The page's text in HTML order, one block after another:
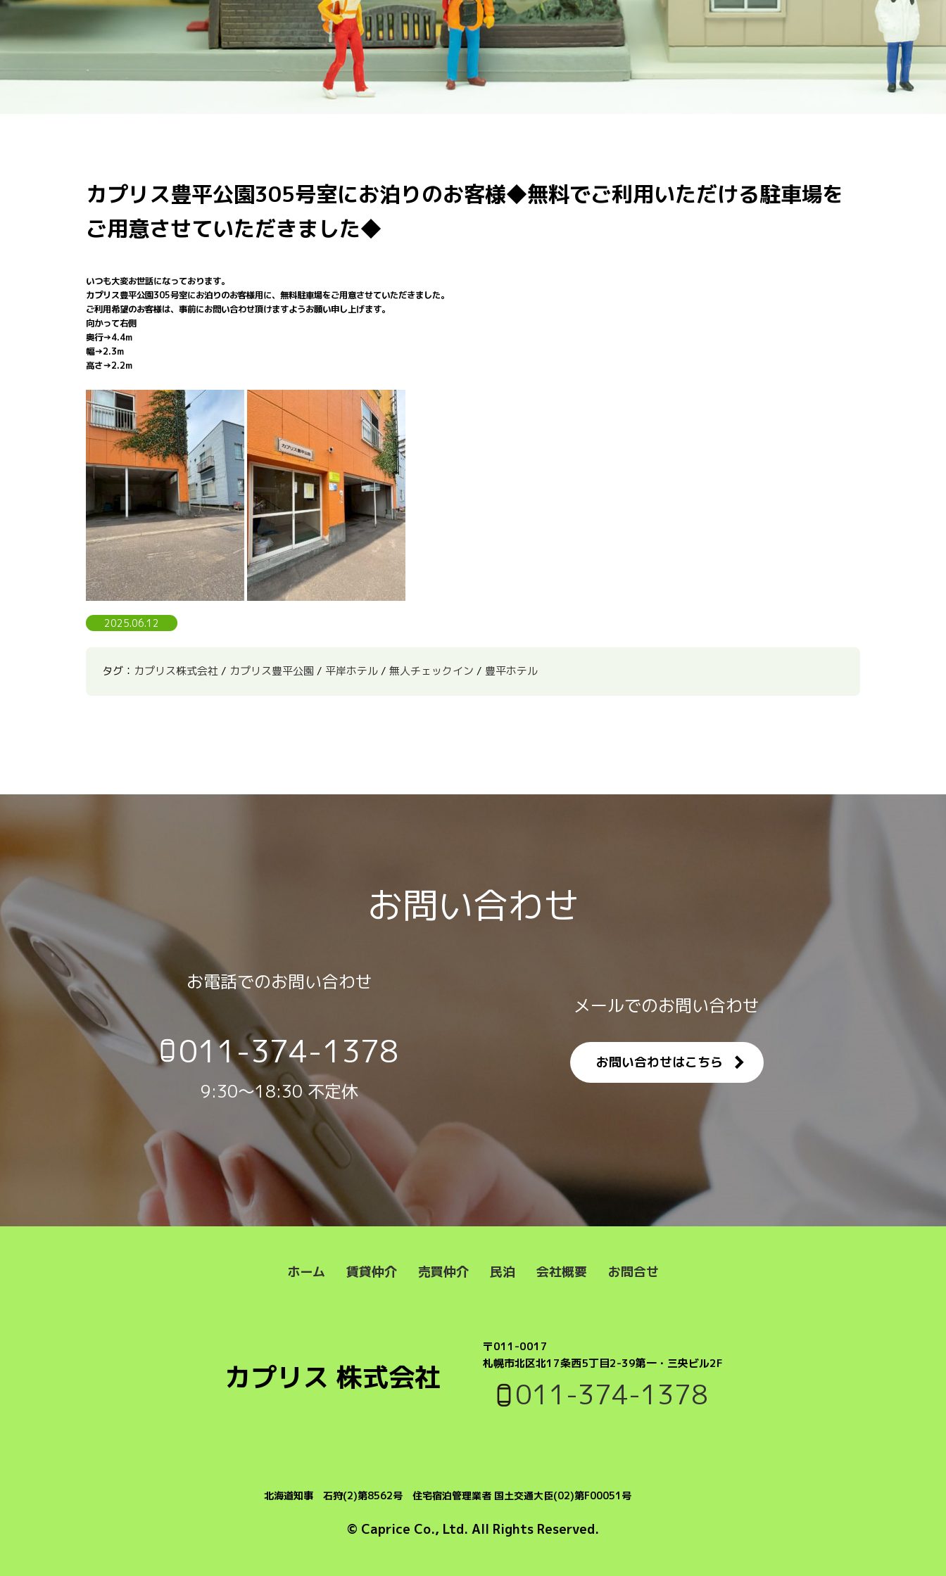
カプリス豊平公園305号室にお泊りのお客様◆無料でご利用いただける駐車場を
ご用意させていただきました◆
いつも大変お世話になっております。
カプリス豊平公園305号室にお泊りのお客様用に、無料駐車場をご用意させていただきました。
ご利用希望のお客様は、事前にお問い合わせ頂けますようお願い申し上げます。
向かって右側
奥行→4.4m
幅→2.3m
高さ→2.2m
2025.06.12
タグ： カプリス株式会社 / カプリス豊平公園 / 平岸ホテル/ 無人チェックイン / 豊平ホテル
お問い合わせ
お電話でのお問い合わせ
011-374-1378
9:30～18:30 不定休
メールでのお問い合わせ
お問い合わせはこちら
ホーム 賃貸仲介 売買仲介 民泊 会社概要 お問合せ
カプリス 株式会社
〒011-0017
札幌市北区北17条西5丁目2-39第一・三央ビル2F
011-374-1378
北海道知事 石狩(2)第8562号 住宅宿泊管理業者 国土交通大臣(02)第F00051号
© Caprice Co., Ltd. All Rights Reserved.